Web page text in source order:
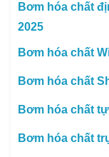
Bơm hóa chất
2025
Bơm hóa chất
Bơm hóa chất
Bơm hóa chất
Bơm hóa chất